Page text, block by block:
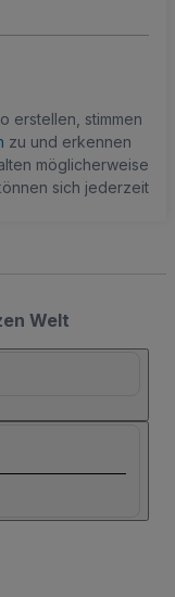
erstellen, stimmen
zu und erkennen
möglicherweise
sich jederzeit
Welt